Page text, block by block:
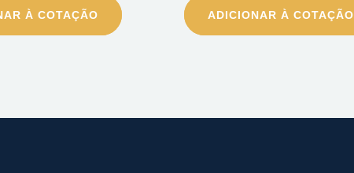
À COTAÇÃO
ADICIONAR À COTAÇÃO